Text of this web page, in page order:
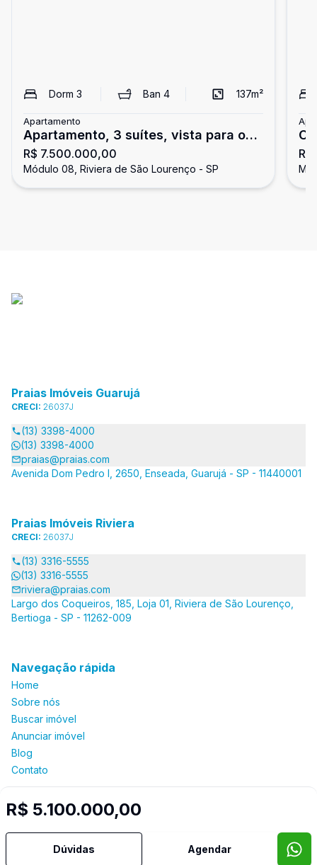
Dorm 3 Ban 4 137m²
Apartamento
Apartamento, 3 suítes, vista para o
mar, Riviera de São Lourenço.
R$ 7.500.000,00
Módulo 08, Riviera de São Lourenço - SP
o
R$ 5.100.000,00
Dúvidas Agendar
Praias Imóveis Guarujá
CRECI: 26037J
(13) 3398-4000
(13) 3398-4000
praias@praias.com
Avenida Dom Pedro I, 2650, Enseada, Guarujá - SP - 11440001
Praias Imóveis Riviera
CRECI: 26037J
(13) 3316-5555
(13) 3316-5555
riviera@praias.com
Largo dos Coqueiros, 185, Loja 01, Riviera de São Lourenço,
Bertioga - SP - 11262-009
Navegação rápida
Home
Sobre nós
Buscar imóvel
Anunciar imóvel
Blog
Contato
Selo de Tecnologia Loft